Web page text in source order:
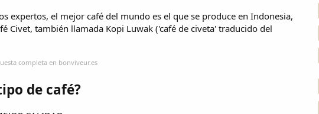
expertos, el mejor café del mundo es el que se produce en Indonesia,
Civet, también llamada Kopi Luwak ('café de civeta' traducido del
completa en bonviveur.es
de café?